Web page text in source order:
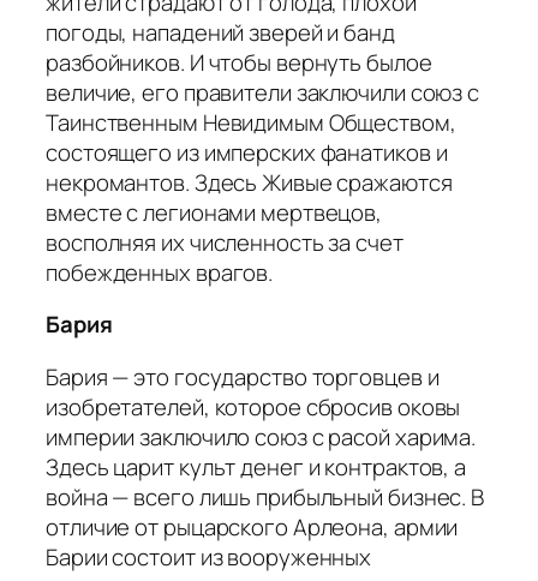
погоды, нападений зверей и банд
разбойников. И чтобы вернуть былое
величие, его правители заключили союз с
Таинственным Невидимым Обществом,
состоящего из имперских фанатиков и
некромантов. Здесь Живые сражаются
вместе с легионами мертвецов,
восполняя их численность за счет
побежденных врагов.
Бария
Бария — это государство торговцев и
изобретателей, которое сбросив оковы
империи заключило союз с расой харима.
Здесь царит культ денег и контрактов, а
война — всего лишь прибыльный бизнес. В
отличие от рыцарского Арлеона, армии
Барии состоит из вооруженных